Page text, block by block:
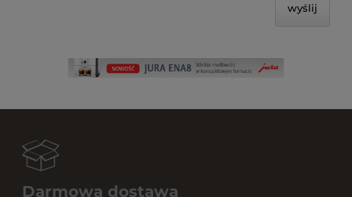
wyślij
Darmowa dostawa